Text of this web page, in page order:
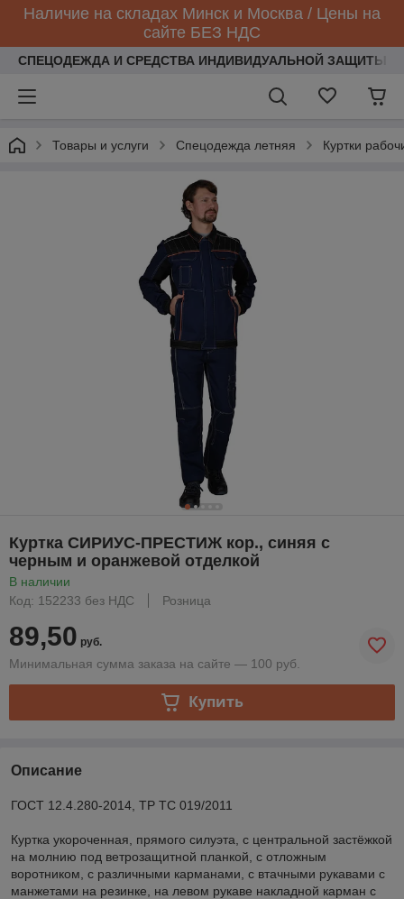
Наличие на складах Минск и Москва / Цены на
сайте БЕЗ НДС
СПЕЦОДЕЖДА И СРЕДСТВА ИНДИВИДУАЛЬНОЙ ЗАЩИТЫ
Товары и услуги Спецодежда летняя Куртки
Куртка СИРИУС-ПРЕСТИЖ кор., синяя с
черным и оранжевой отделкой
В наличии
Код: 152233 без НДС
Розница
89,50 руб.
Минимальная сумма заказа на сайте — 100 руб.
Купить
Описание
ГОСТ 12.4.280-2014, ТР ТС 019/2011
Куртка укороченная, прямого силуэта, с центральной застёжкой
на молнию под ветрозащитной планкой, с отложным
воротником, с различными карманами, с втачными рукавами с
манжетами на резинке, на левом рукаве накладной карман с